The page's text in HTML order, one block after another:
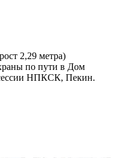
2,29 метра)
по пути в Дом
НПКСК, Пекин.